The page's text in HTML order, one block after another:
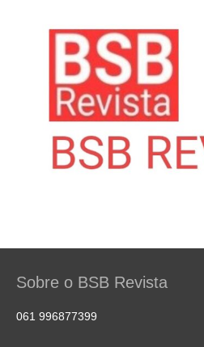
Sobre o BSB Revista
061 996877399